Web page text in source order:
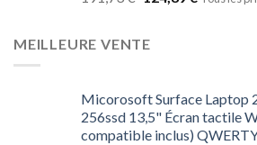
MEILLEURE VENTE
Micorosoft Surface Laptop
256ssd 13,5" Écran tactile
compatible inclus)